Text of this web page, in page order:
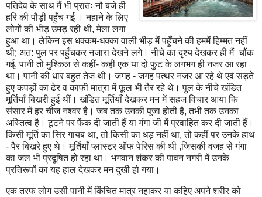
पतिदेव के साथ मैं भी प्रातः नौ बजे ही
हरि की पौड़ी पहुँच गई । नहाने के लिए
लोगों की भीड़ उमड़ रही थी,मेला लगा
हुआ था। लेकिन इस धक्कम-धक्का वाली भीड़ में पहुँचने की हममें हिम्मत नहीं
थी; अत: पुल पर पहुँचकर नजारा देखने लगे। नीचे का दृश्य देखकर ही मैं चौंक
गई,पानी तो मुश्किल से कहीं-कहीं एक या दो फुट के लगभग ही नजर आ रहा
था। पानी की धार बहुत तेज थी। जगह - जगह पत्थर नजर आ रहे थे एवं सड़ते
हुए कपड़ों का ढेर व काफी मात्रा में फूल भी तैर रहे थे। पुल के नीचे खंडित
मूर्तियाँ बिखरी हुई थीं। खंडित मूर्तियाँ देखकर मन में सहज विचार आया कि
संसार में हर चीज नश्वर है। जब तक उनकी पूजा होती है, तभी तक उनका
अस्तित्व है। टूटने पर फेंक दी जाती हैं या गंगा जी में प्रवाहित कर दी जाती हैं।
किसी मूर्ति का सिर गायब था, तो किसी का धड़ नहीं था, तो कहीं पर उनके हाथ
- पैर बिखरे हुए थे। मूर्तियाँ प्लास्टर ऑफ पेरिस की थी ,जिसकी वजह से गंगा
का जल भी प्रदूषित हो रहा था। भगवान शंकर की पावन नगरी में उनके
प्रतिरूपों का यह हाल देखकर मन दुखी हो गया।
एक तरफ लोग उसी पानी में किंचित मात्र नहाकर या कहिए अपने शरीर को